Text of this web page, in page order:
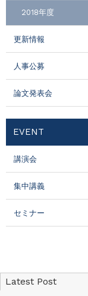
2018年度
更新情報
人事公募
論文発表会
EVENT
講演会
集中講義
セミナー
Latest Post